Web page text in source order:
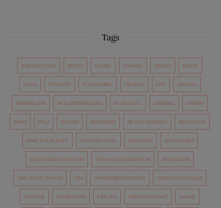
Tags
AGELESS STYLE BOOTS CAMEL CHANEL DENIM DODO
ELENI FEMINIST FLOHMARKT GENDER HAT JOVANA
MINIMALISM MÜLLVERMEIDUNG NO PLASTIC OVERALL OXFAM
PARIS PELZ RACISM RASSISMUS RE-TAIL THERAPY RECYCLING
SAVE THE PLANET SECOND HAND SNEAKERS SUNGLASSES
SUSTAINABLE FASHION TEENAGE GENERATION TEENAGERS
THE GOOD THINGS TIM UMWELBEWUSSTSEIN USED AND UNIQUE
VINTAGE WORKWEAR FRAUEN FREUNDSCHAFT HAARE